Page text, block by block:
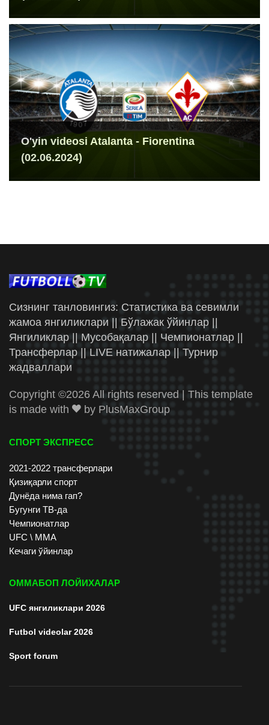
O'yin videosi Atalanta - Fiorentina
(02.06.2024)
Сизнинг танловингиз: Статистика ва севимли
жамоа янгиликлари || Бўлажак ўйинлар ||
Янгиликлар || Мусобақалар || Чемпионатлар ||
Трансферлар || LIVE натижалар || Турнир
жадваллари
Copyright ©2026 All rights reserved | This template
is made with
by PlusMaxGroup
СПОРТ ЭКСПРЕСС
2021-2022 трансферлари
Қизиқарли спорт
Дунёда нима гап?
Бугунги ТВ-да
Чемпионатлар
UFC \ ММА
Кечаги ўйинлар
ОММАБОП ЛОЙИХАЛАР
UFC янгиликлари 2026
Futbol videolar 2026
Sport forum